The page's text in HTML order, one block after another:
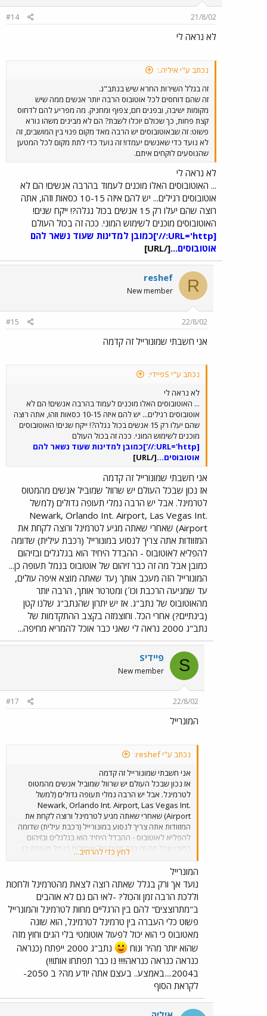
21/8/02
#14
לא נראה לי
נכתב ע"י איליה.:
זה בגלל השירות החרא שיש בנתב"ג.
זה שהם דוחסים לכל אוטובוס הרבה יותר אנשים ממה שיש
מקומות ישיבה, ובפנים חם, צפוף ומחניק. מה מפריע להם לדחוס
קצת פחות, כך שכולם יוכלו לשבת? הם לא מבינים משהו נורא
פשוט: זה שבאוטובוסים יש הרבה מאד מקום פנוי בין המושבים, זה
לא נועד כדי שאנשים יעמדו! זה נועד כדי לתת מקום לכל המטען
שהנוסעים לוקחים איתם.
לא נראה לי
... האוטובוסים האלו מוכנים לעמוד בהרבה אנשים! הם לא
אוטובוסים רגילים... יש להם איזה 10-15 כסאות וזהו, אתה
רוצה שהם יעלו רק 15 אנשים בכול נגלה?! ייקח שנים!
האוטובוסים מוכנים לשימוש המוני. ככה זה בכול העולם
‏[URL='http://']
כמובן למדינות שעוד נשאר להם
אוטובוסים...[/URL]
R
reshef
New member
22/8/02
#15
אני חשבתי שמונורייל זה קדמה
נכתב ע"י Sפיידי:
לא נראה לי
... האוטובוסים האלו מוכנים לעמוד בהרבה אנשים! הם לא
אוטובוסים רגילים... יש להם איזה 10-15 כסאות וזהו, אתה רוצה
שהם יעלו רק 15 אנשים בכול נגלה?! ייקח שנים! האוטובוסים
מוכנים לשימוש המוני. ככה זה בכול העולם
‏[URL='http://']
כמובן למדינות שעוד נשאר להם
אוטובוסים...[/URL]
אני חשבתי שמונורייל זה קדמה
אז נכון שבכל העולם יש שרוול שמוביל אנשים מהמטוס
לטרמינל. אבל יש הרבה נמלי תעופה גדולים (למשל
Newark, Orlando Int. Airport, Las Vegas Int.
Airport) שאחרי שאתה מגיע לטרמינל ורוצה לקחת את
המזוודות אתה צריך לנסוע במונורייל (רכבת עילית) שדומה
להפליא לאוטובוס - ההבדל היחיד הוא בגלגלים ובזיהום
כמובן אבל מה זה כבר זיהום של אוטובוס בנמל תעופה כן...
המונורייל הזה מעכב אותך (עד שאתה מוצא איפה עולים,
עד שמגיעה הרכבת וכו´) ומטרטר אותך, הרבה יותר
מהאוטובוס של נתב"ג. אז יש יתרון שהנתב"ג שלנו קטן
(בינתיים?) אחרי הכל. וחוצמזה בקצב ההתקדמות של
נתב"ג 2000 נראה לי שאני כבר אוכל להמריא מחיפה...
S Sפיידי
New member
22/8/02
#17
המונרייל
נכתב ע"י reshef:
אני חשבתי שמונורייל זה קדמה
אז נכון שבכל העולם יש שרוול שמוביל אנשים מהמטוס
לטרמינל. אבל יש הרבה נמלי תעופה גדולים (למשל
Newark, Orlando Int. Airport, Las Vegas Int.
Airport) שאחרי שאתה מגיע לטרמינל ורוצה לקחת את
המזוודות אתה צריך לנסוע במונורייל (רכבת עילית) שדומה
להפליא לאוטובוס - ההבדל היחיד הוא בגלגלים ובזיהום
כמובן אבל מה זה כבר זיהום של אוטובוס בנמל תעופה כן...
המונורייל הזה מעכב אותך (עד שאתה מוצא איפה עולים,
עד שמגיעה הרכבת וכו´) ומטרטר אותך, הרבה יותר
מהאוטובוס של נתב"ג. אז יש יתרון שהנתב"ג שלנו קטן
(בינתיים?) אחרי הכל. וחוצמזה בקצב ההתקדמות של נתב"ג
2000 נראה לי שאני כבר אוכל להמריא מחיפה...
לחץ כדי להרחיב...
המונרייל
נועד אך ורק בגלל שאתה רוצה לצאת מהטרמינל ולחכות
וללכת הרבה זמן והכול? -לא! הם גם לא אוהבים
ב"מתרוצצים" להם בין הרגליים מחות לטרמינל והמונרייל
פשוט כלי העברה בין טרמינל לטרמינל, הוא שונה
מאטובוס כי הוא יכול לפעול אוטומטי בלי הגים וחוץ מזה
שהוא יותר מהיר ונוח
נתב"ג 2000 ייפתח (כנראה
כנראה כנראה כנראה!!!! נו כבר תפתחו אותו!!)
ב2004....באמצע.. בעצם אתה יודע מה? ב 2050-
לקראת הסוף